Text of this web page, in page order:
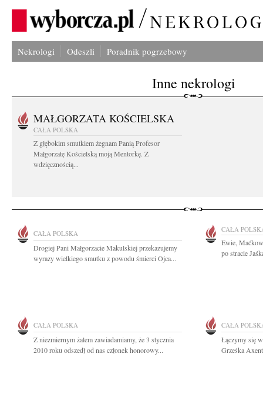
Nekrologi Odeszli Poradnik pogrzebowy
Inne nekrologi
MAŁGORZATA KOŚCIELSKA
CAŁA POLSKA
Z głębokim smutkiem żegnam Panią Profesor
Małgorzatę Kościelską moją Mentorkę. Z
wdzięcznością...
CAŁA POLSKA
Drogiej Pani Małgorzacie Makulskiej przekazujemy
wyrazy wielkiego smutku z powodu śmierci Ojca...
CAŁA
Ewie,
po stracie
CAŁA POLSKA
Z niezmiernym żalem zawiadamiamy, że 3 stycznia
2010 roku odszedł od nas członek honorowy...
CAŁA
Łączymy się
Grześka